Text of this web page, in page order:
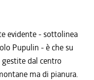
evidente - sottolinea
Pupulin - è che su
dal centro
ma di pianura.